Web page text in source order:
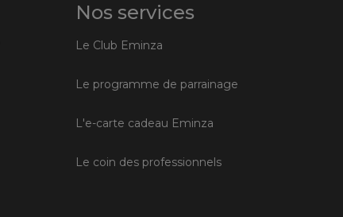
Nos services
Le Club Eminza
Le programme de parrainage
L'e-carte cadeau Eminza
Le coin des professionnels